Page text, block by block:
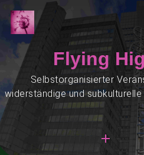
Flying
Selbstorganisierter
widerständige und subkulturelle